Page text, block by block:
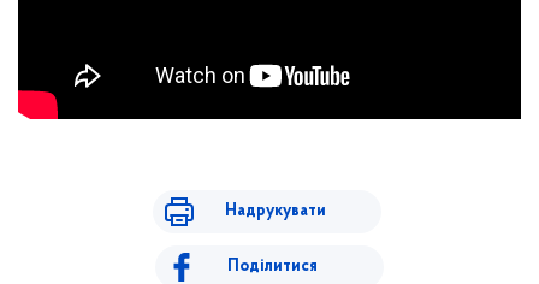
Надрукувати
Поділитися